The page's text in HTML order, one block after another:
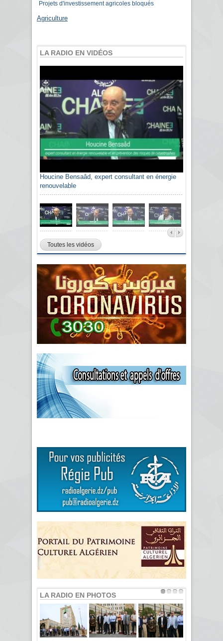
Projets d'investissement agricoles bloqués
Agriculture
LA RADIO EN VIDÉOS
Houcine Bensaâd, expert consultant en énergie
renouvelable
Sami Agli, président de la Confédération
algérienne du patronat citoyen CAPC
Toutes les vidéos
LA RADIO EN PHOTOS